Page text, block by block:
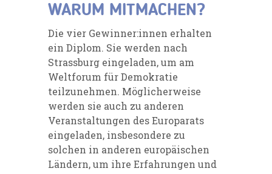
WARUM MITMACHEN?
Die vier Gewinner:innen erhalten
ein Diplom. Sie werden nach
Strassburg eingeladen, um am
Weltforum für Demokratie
teilzunehmen. Möglicherweise
werden sie auch zu anderen
Veranstaltungen des Europarats
eingeladen, insbesondere zu
solchen in anderen europäischen
Ländern, um ihre Erfahrungen und